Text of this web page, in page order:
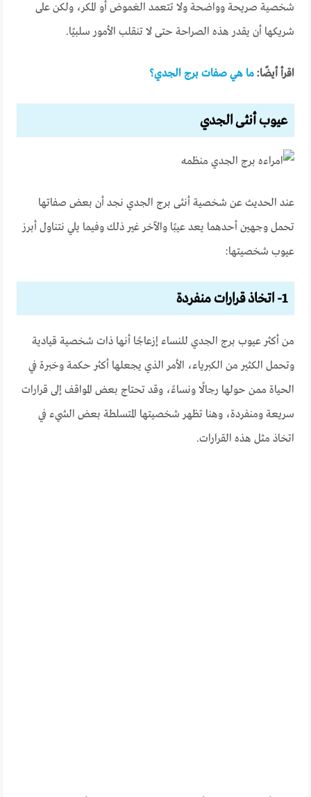
شخصية صريحة وواضحة ولا تتعمد الغموض أو المكر، ولكن على
شريكها أن يقدر هذه الصراحة حتى لا تنقلب الأمور سلبيًا.
اقرأ أيضًا:ما هي صفات برج الجدي؟
عيوب أنثى الجدي
عند الحديث عن شخصية أنثى برج الجدي نجد أن بعض صفاتها
تحمل وجهين أحدهما يعد عيبًا والآخر غير ذلك وفيما يلي نتناول أبرز
عيوب شخصيتها:
1- اتخاذ قرارات منفردة
من أكثر عيوب برج الجدي للنساء إزعاجًا أنها ذات شخصية قيادية
وتحمل الكثير من الكبرياء، الأمر الذي يجعلها أكثر حكمة وخبرة في
الحياة ممن حولها رجالًا ونساءً، وقد تحتاج بعض المواقف إلى قرارات
سريعة ومنفردة، وهنا تظهر شخصيتها المتسلطة بعض الشيء في
اتخاذ مثل هذه القرارات.